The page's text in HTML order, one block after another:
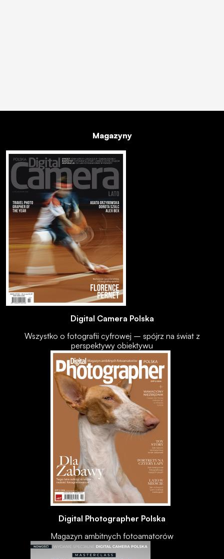
Magazyny
Digital Camera Polska
Wszystko o fotografii cyfrowej – spójrz na świat z
perspektywy obiektywu
Digital Photographer Polska
Magazyn ambitnych fotoamatorów